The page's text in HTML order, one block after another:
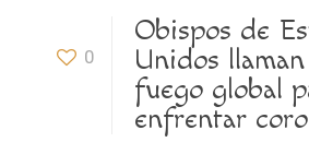
0
Obispos de
Unidos
fuego global
enfrentar